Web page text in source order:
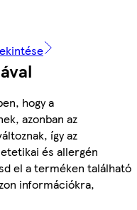
hogy a
azonban az
így az
és allergén
el a terméken található
információkra,